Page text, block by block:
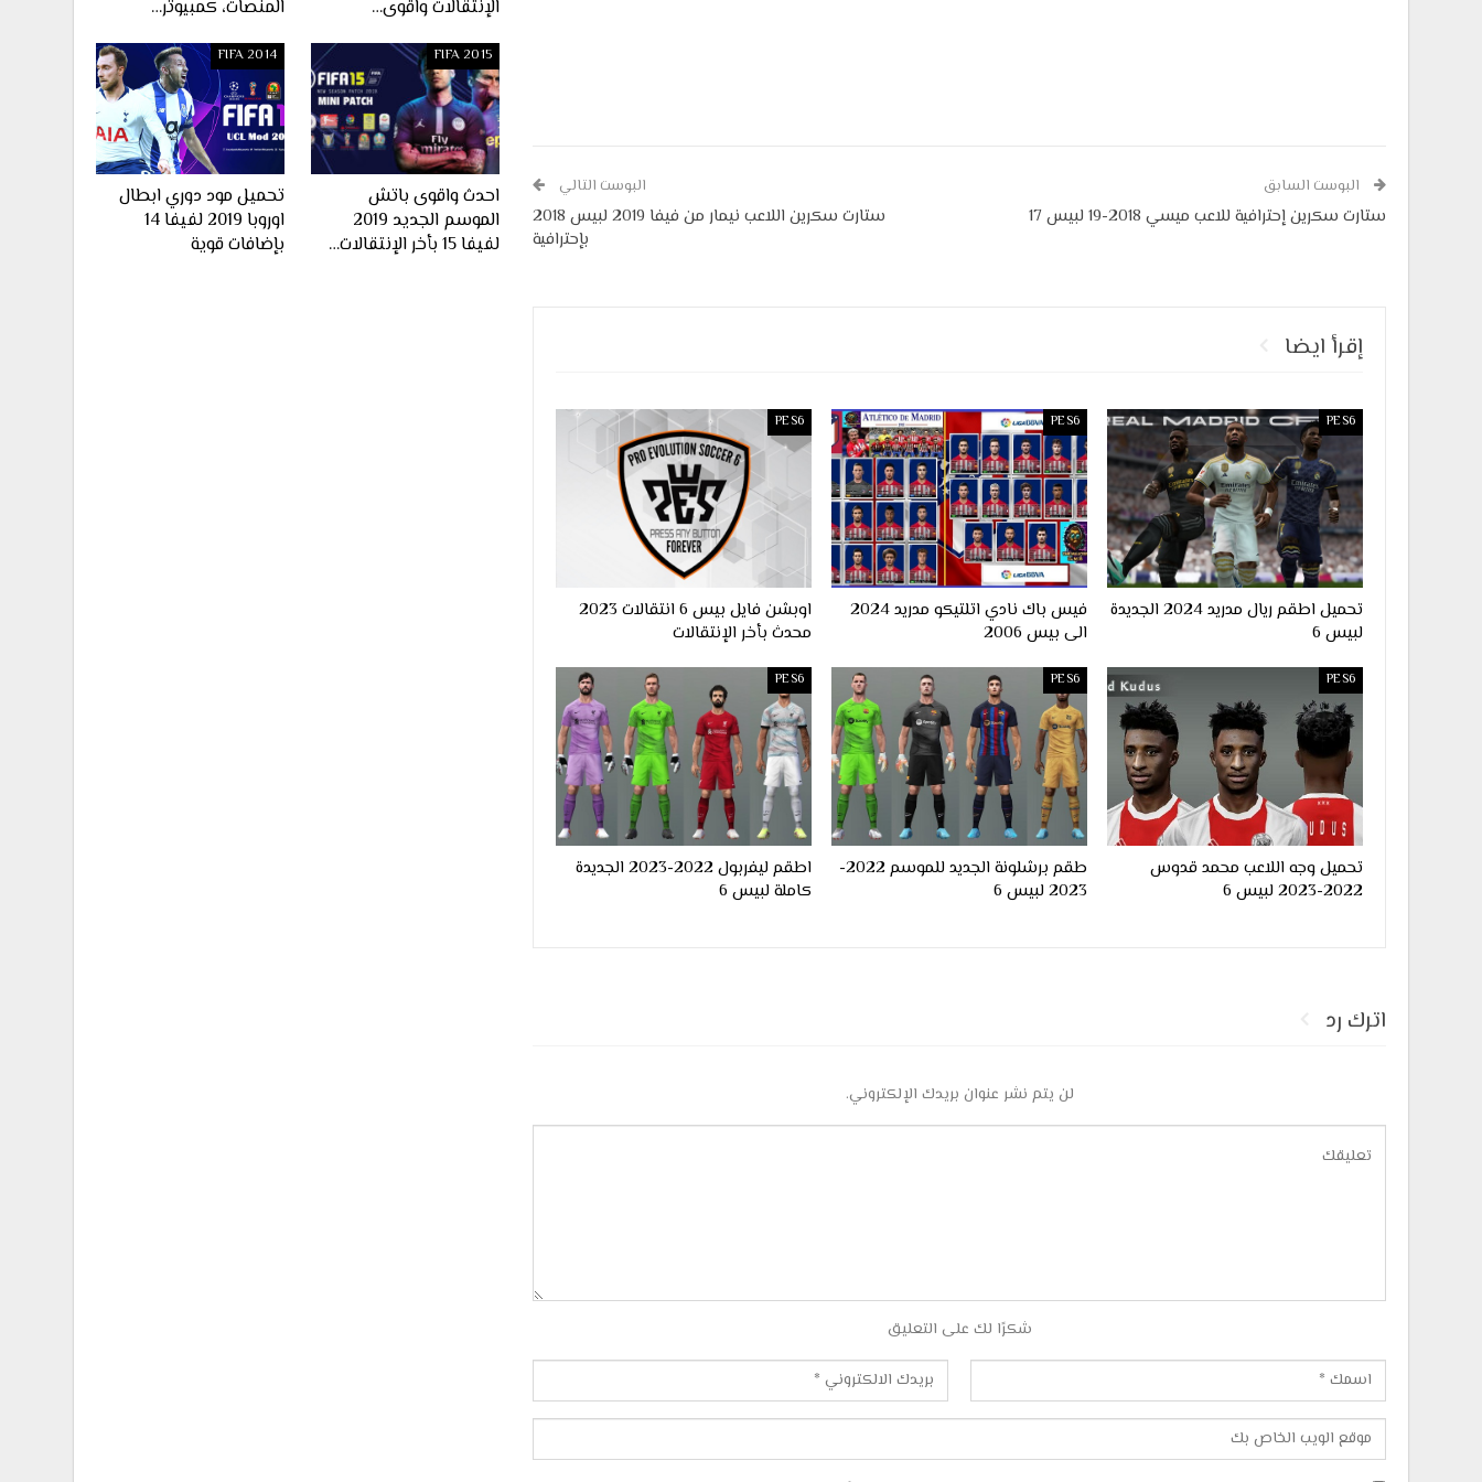
البوست السابق
ستارت سكرين إحترافية للاعب ميسي 2018-19 لبيس 17
البوست التالي
ستارت سكرين اللاعب نيمار من فيفا 2019 لبيس 2018
بإحترافية
إقرأ ايضا
PES6
تحميل اطقم ريال مدريد 2024 الجديدة
لبيس 6
PES6
فيس باك نادي اتلتيكو مدريد 2024
الى بيس 2006
PES6
اوبشن فايل بيس 6 انتقالات 2023
محدث بأخر الإنتقالات
PES6
تحميل وجه اللاعب محمد قدوس
2022-2023 لبيس 6
PES6
طقم برشلونة الجديد للموسم 2022-
2023 لبيس 6
PES6
اطقم ليفربول 2022-2023 الجديدة
كاملة لبيس 6
اترك رد
لن يتم نشر عنوان بريدك الإلكتروني.
شكرًا لك على التعليق
الإنتقالات واقوى…
المنصات، كمبيوتر…
FIFA 2015
احدث واقوى باتش
الموسم الجديد 2019
لفيفا 15 بأخر الإنتقالات…
FIFA 2014
تحميل مود دوري ابطال
اوروبا 2019 لفيفا 14
بإضافات قوية